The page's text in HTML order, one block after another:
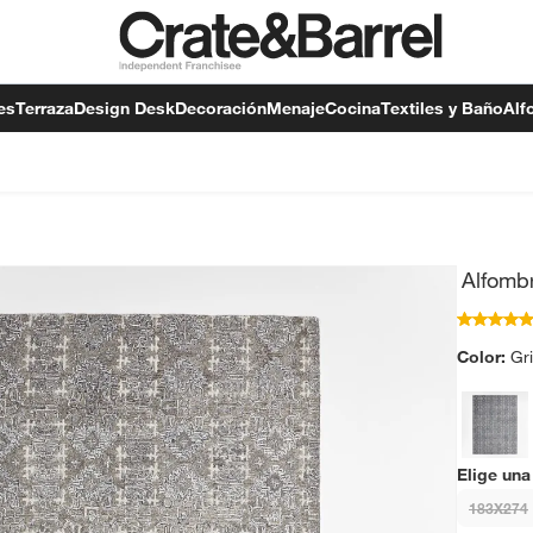
TerrazaDesign DeskDecoraciónMenajeCocinaTextiles y Baño
Color:
Elige
183X274